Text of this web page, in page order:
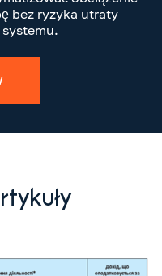
bez ryzyka utraty